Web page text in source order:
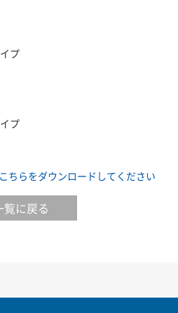
プ
プ
こちらをダウンロードしてください
覧に戻る